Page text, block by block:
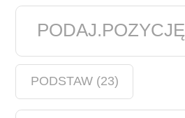
PODAJ.POZYCJĘ
PODSTAW(23)